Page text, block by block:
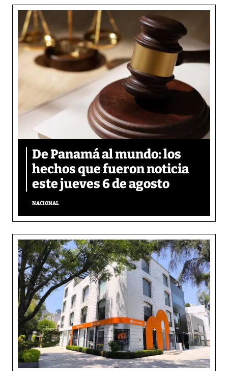
De Panamá al mundo: los
hechos que fueron noticia
este jueves 6 de agosto
NACIONAL